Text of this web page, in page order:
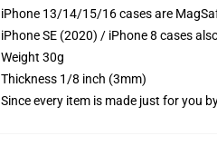
iPhone 13/14/15/16 cases are
iPhone SE (2020) / iPhone 8 cases
Weight 30g
Thickness 1/8 inch (3mm)
Since every item is made just for you